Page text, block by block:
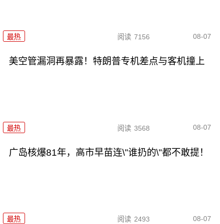
最热 阅读 7156 08-07
美空管漏洞再暴露！特朗普专机差点与客机撞上
最热 阅读 3568 08-07
广岛核爆81年，高市早苗连\"谁扔的\"都不敢提！
最热 阅读 2493 08-07